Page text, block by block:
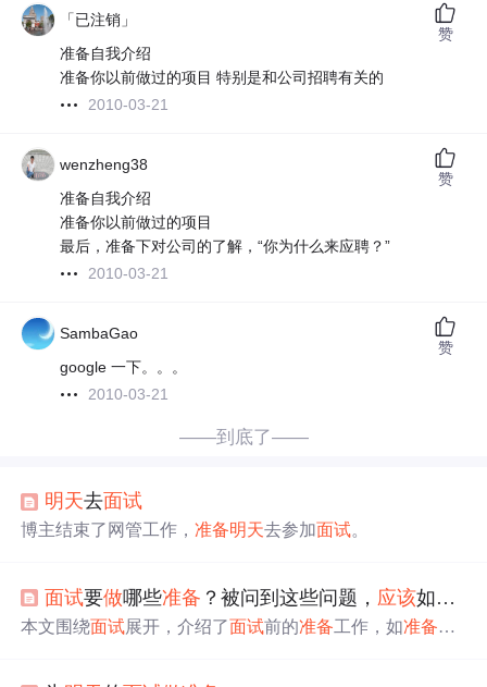
「已注销」
准备自我介绍
准备你以前做过的项目 特别是和公司招聘有关的
2010-03-21
赞
wenzheng38
准备自我介绍
准备你以前做过的项目
最后，准备下对公司的了解，“你为什么来应聘？”
2010-03-21
赞
SambaGao
google 一下。。。
2010-03-21
赞
——到底了——
明天去面试
博主结束了网管工作，准备明天去参加面试。
面试要做哪些准备 ？被问到这些问题， 应该如何回答？
本文围绕面试展开，介绍了面试前的准备工作，如准备简